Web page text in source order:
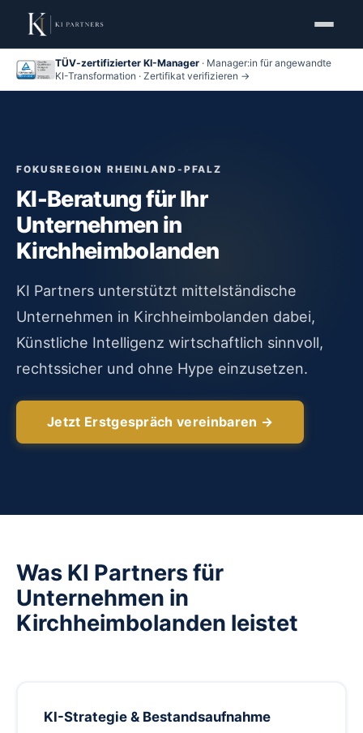
TÜV-zertifizierter KI-Manager · Manager:in für angewandte
KI-Transformation · Zertifikat verifizieren →
FOKUSREGION RHEINLAND-PFALZ
KI-Beratung für Ihr
Unternehmen in
Kirchheimbolanden
KI Partners unterstützt mittelständische
Unternehmen in Kirchheimbolanden dabei,
Künstliche Intelligenz wirtschaftlich sinnvoll,
rechtssicher und ohne Hype einzusetzen.
Jetzt Erstgespräch vereinbaren →
Was KI Partners für
Unternehmen in
Kirchheimbolanden leistet
KI-Strategie & Bestandsaufnahme